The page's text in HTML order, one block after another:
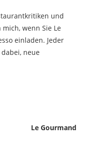
und
wenn Sie Le
einladen. Jeder
neue
Le Gourmand